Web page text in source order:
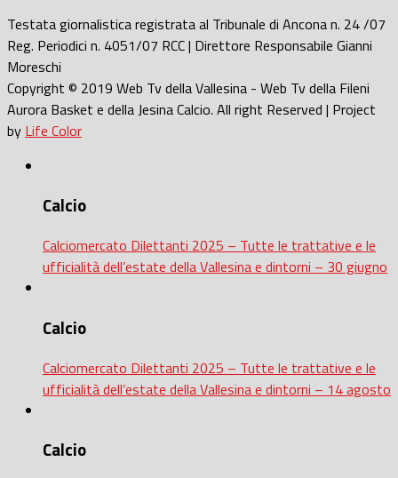
Testata giornalistica registrata al Tribunale di Ancona n. 24 /07
Reg. Periodici n. 4051/07 RCC | Direttore Responsabile Gianni
Moreschi
Copyright © 2019 Web Tv della Vallesina - Web Tv della Fileni
Aurora Basket e della Jesina Calcio. All right Reserved | Project
by Life Color
Calcio
Calciomercato Dilettanti 2025 – Tutte le trattative e le
ufficialità dell’estate della Vallesina e dintorni – 30 giugno
Calcio
Calciomercato Dilettanti 2025 – Tutte le trattative e le
ufficialità dell’estate della Vallesina e dintorni – 14 agosto
Calcio